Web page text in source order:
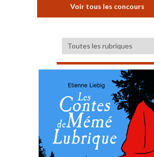
Voir tous les concours